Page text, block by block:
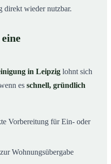
direkt wieder nutzbar.
in Leipzig lohnt sich
es schnell, gründlich
Vorbereitung für Ein- oder
Wohnungsübergabe